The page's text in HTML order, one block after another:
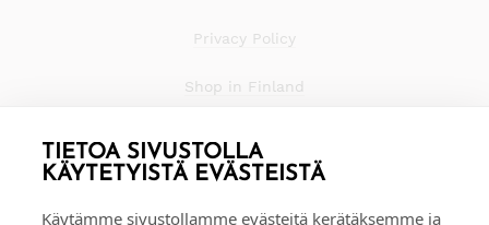
TIETOA SIVUSTOLLA
KÄYTETYISTÄ EVÄSTEISTÄ
Käytämme sivustollamme evästeitä kerätäksemme ja
Privacy Policy
Shop in Finland